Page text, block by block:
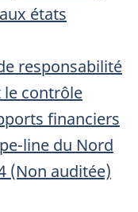
états
responsabilité
le contrôle
financiers
line du Nord
(Non auditée)